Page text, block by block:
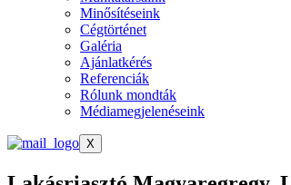
Minősítéseink
Cégtörténet
Galéria
Ajánlatkérés
Referenciák
Rólunk mondták
Médiamegjelenéseink
X